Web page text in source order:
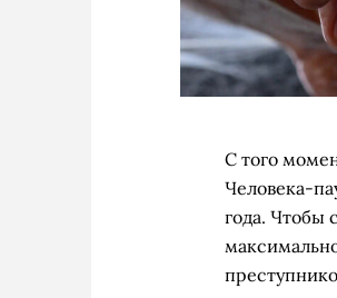
С того
Человека-
года. Чтобы